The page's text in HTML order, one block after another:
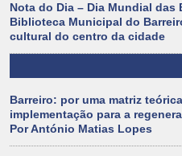
Nota do Dia – Dia Mundial das
Biblioteca Municipal do
cultural do centro da cidade
Barreiro: por uma matriz
implementação para a
Por António Matias Lopes